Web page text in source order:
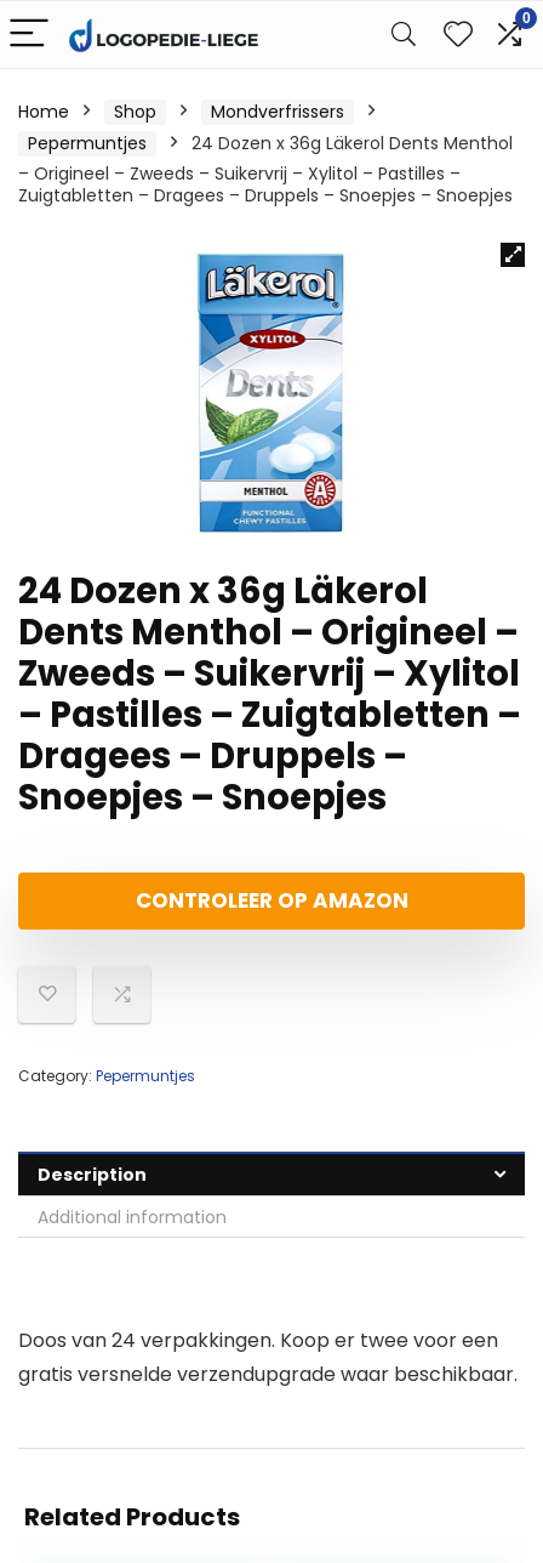
0
Home Shop
Mondverfrissers
Pepermuntjes
24 Dozen x 36g Läkerol Dents Menthol
– Origineel – Zweeds – Suikervrij – Xylitol – Pastilles –
Zuigtabletten – Dragees – Druppels – Snoepjes – Snoepjes
24 Dozen x 36g Läkerol
Dents Menthol – Origineel –
Zweeds – Suikervrij – Xylitol
– Pastilles – Zuigtabletten –
Dragees – Druppels –
Snoepjes – Snoepjes
CONTROLEER OP AMAZON
Category: Pepermuntjes
Description
Additional information
Doos van 24 verpakkingen. Koop er twee voor een
gratis versnelde verzendupgrade waar beschikbaar.
Related Products